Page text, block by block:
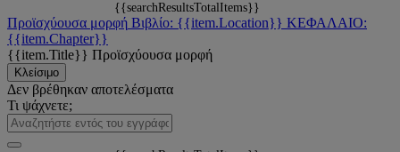
{{searchResultsTotalItems}}
Προϊσχύουσα μορφή Βιβλίο: {{item.Location}} ΚΕΦΑΛΑΙΟ:
{{item.Chapter}}
{{item.Title}} Προϊσχύουσα μορφή
Κλείσιμο
Δεν βρέθηκαν αποτελέσματα
Τι ψάχνετε;